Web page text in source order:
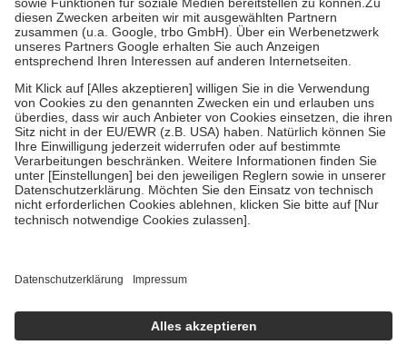
Zuzahlung zehn Prozent der Kosten sowie zehn Euro je
Verordnung.
Um das Engagement der Versicherten für ihre eigene Gesundheit zu
stärken und die besondere Stellung der Familie zu unterstützen,
fallenkeine Zuzahlungenan bei:
• Kindern und Jugendlichen bis zum vollendeten 18. Lebensjahr
mit Ausnahme der Fahrkosten
• Untersuchungen zur Vorsorge und Früherkennung, die von der
GKV getragen werden
• empfohlenen Schutzimpfungen
• Harn- und Blutteststreifen
getroffen, um sicherzustellen, dass es sich um echte Bewertungen
https://help.etrusted.com/hc/de/articles/4419944605341